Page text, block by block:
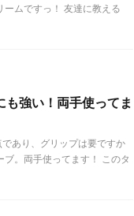
ムですっ！ 友達に教える
も強い！両手使ってま
あり、グリップは要ですか
。両手使ってます！ このタ